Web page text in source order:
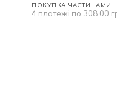
ПОКУПКА ЧАСТИНАМИ
4 платежі по 308.00